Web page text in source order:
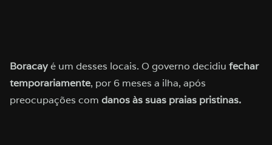
Boracayé um desses locais. O governo decidiu fechar
temporariamente, por 6 meses a ilha, após
preocupações com danos às suas praias pristinas.